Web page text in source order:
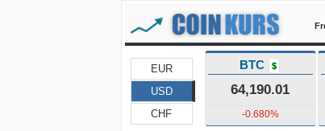
EUR
USD
CHF
BTC $
64,190.01
-0.680%